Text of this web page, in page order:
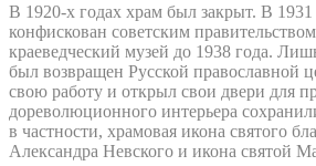
В 1920-х годах храм был закрыт. В
конфискован советским
краеведческий музей до 1938 года.
был возвращен Русской православной
свою работу и открыл свои двери для
дореволюционного интерьера
в частности, храмовая икона святого
Александра Невского и икона святой